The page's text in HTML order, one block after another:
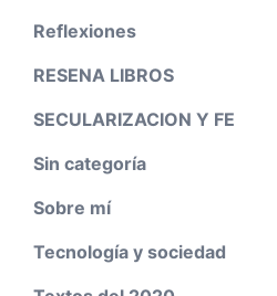
Reflexiones
RESENA LIBROS
SECULARIZACION Y FE
Sin categoría
Sobre mí
Tecnología y sociedad